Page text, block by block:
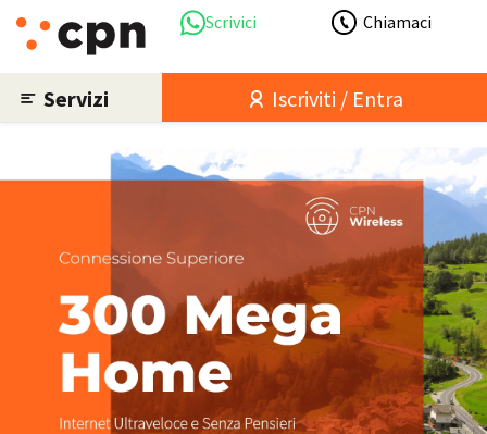
Scrivici Chiamaci
Servizi
Iscriviti / Entra
Previous